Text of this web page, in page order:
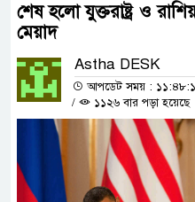
শেষ হলো যুক্তরাষ্ট্র ও
মেয়াদ
Astha DESK
আপডেট সময় :
/
১১২৬ বার পড়া হয়েছে